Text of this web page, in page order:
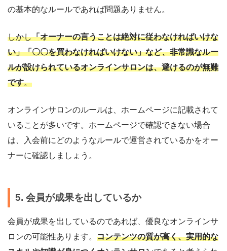
の基本的なルールであれば問題ありません。
しかし「オーナーの言うことは絶対に従わなければいけな
い」「〇〇を買わなければいけない」など、非常識なルー
ルが設けられているオンラインサロンは、避けるのが無難
です。
オンラインサロンのルールは、ホームページに記載されて
いることが多いです。ホームページで確認できない場合
は、入会前にどのようなルールで運営されているかをオー
ナーに確認しましょう。
5. 会員が成果を出しているか
会員が成果を出しているのであれば、優良なオンラインサ
ロンの可能性あります。 コンテンツの質が高く、実用的な